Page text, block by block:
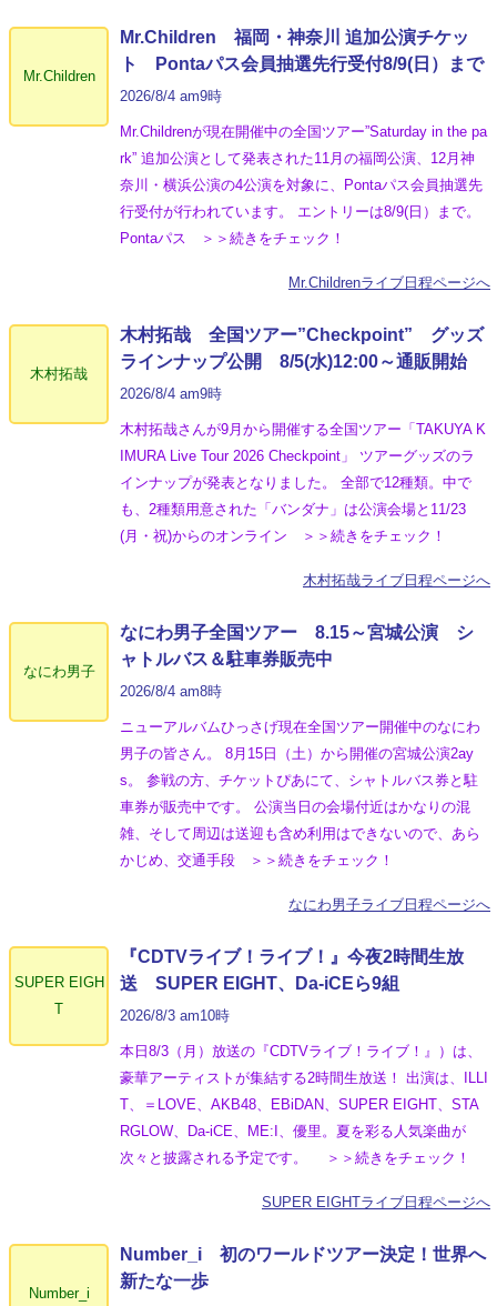
Mr.Children
Mr.Children 福岡・神奈川 追加公演チケッ
ト Pontaパス会員抽選先行受付8/9(日）まで
2026/8/4 am9時
Mr.Childrenが現在開催中の全国ツアー”Saturday in the pa
rk” 追加公演として発表された11月の福岡公演、12月神
奈川・横浜公演の4公演を対象に、Pontaパス会員抽選先
行受付が行われています。 エントリーは8/9(日）まで。
Pontaパス ＞＞続きをチェック！
Mr.Childrenライブ日程ページへ
木村拓哉
木村拓哉 全国ツアー”Checkpoint” グッズ
ラインナップ公開 8/5(水)12:00～通販開始
2026/8/4 am9時
木村拓哉さんが9月から開催する全国ツアー「TAKUYA K
IMURA Live Tour 2026 Checkpoint」 ツアーグッズのラ
インナップが発表となりました。 全部で12種類。中で
も、2種類用意された「バンダナ」は公演会場と11/23
(月・祝)からのオンライン ＞＞続きをチェック！
木村拓哉ライブ日程ページへ
なにわ男子
なにわ男子全国ツアー 8.15～宮城公演 シ
ャトルバス＆駐車券販売中
2026/8/4 am8時
ニューアルバムひっさげ現在全国ツアー開催中のなにわ
男子の皆さん。 8月15日（土）から開催の宮城公演2ay
s。 参戦の方、チケットぴあにて、シャトルバス券と駐
車券が販売中です。 公演当日の会場付近はかなりの混
雑、そして周辺は送迎も含め利用はできないので、あら
かじめ、交通手段 ＞＞続きをチェック！
なにわ男子ライブ日程ページへ
SUPER EIGH
T
『CDTVライブ！ライブ！』今夜2時間生放
送 SUPER EIGHT、Da-iCEら9組
2026/8/3 am10時
本日8/3（月）放送の『CDTVライブ！ライブ！』）は、
豪華アーティストが集結する2時間生放送！ 出演は、ILLI
T、＝LOVE、AKB48、EBiDAN、SUPER EIGHT、STA
RGLOW、Da-iCE、ME:I、優里。夏を彩る人気楽曲が
次々と披露される予定です。 ＞＞続きをチェック！
SUPER EIGHTライブ日程ページへ
Number_i
Number_i 初のワールドツアー決定！世界へ
新たな一歩